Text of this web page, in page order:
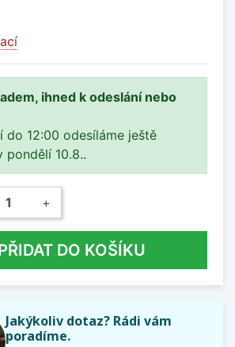
ihned k odeslání nebo
do 12:00 odesíláme ještě
pondělí 10.8..
+
DO KOŠÍKU
Jakýkoliv dotaz? Rádi vám
poradíme.